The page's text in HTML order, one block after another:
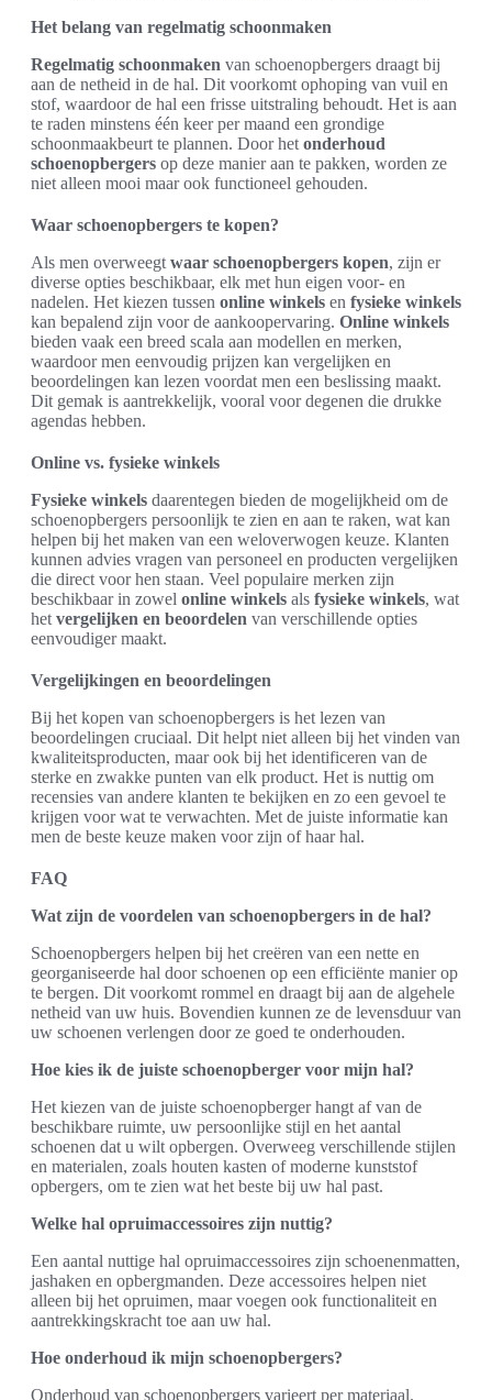
Het belang van regelmatig schoonmaken
Regelmatig schoonmaken van schoenopbergers draagt bij
aan de netheid in de hal. Dit voorkomt ophoping van vuil en
stof, waardoor de hal een frisse uitstraling behoudt. Het is aan
te raden minstens één keer per maand een grondige
schoonmaakbeurt te plannen. Door het onderhoud
schoenopbergers op deze manier aan te pakken, worden ze
niet alleen mooi maar ook functioneel gehouden.
Waar schoenopbergers te kopen?
Als men overweegt waar schoenopbergers kopen, zijn er
diverse opties beschikbaar, elk met hun eigen voor- en
nadelen. Het kiezen tussen online winkels en fysieke winkels
kan bepalend zijn voor de aankoopervaring. Online winkels
bieden vaak een breed scala aan modellen en merken,
waardoor men eenvoudig prijzen kan vergelijken en
beoordelingen kan lezen voordat men een beslissing maakt.
Dit gemak is aantrekkelijk, vooral voor degenen die drukke
agendas hebben.
Online vs. fysieke winkels
Fysieke winkels daarentegen bieden de mogelijkheid om de
schoenopbergers persoonlijk te zien en aan te raken, wat kan
helpen bij het maken van een weloverwogen keuze. Klanten
kunnen advies vragen van personeel en producten vergelijken
die direct voor hen staan. Veel populaire merken zijn
beschikbaar in zowel online winkels als fysieke winkels, wat
het vergelijken en beoordelen van verschillende opties
eenvoudiger maakt.
Vergelijkingen en beoordelingen
Bij het kopen van schoenopbergers is het lezen van
beoordelingen cruciaal. Dit helpt niet alleen bij het vinden van
kwaliteitsproducten, maar ook bij het identificeren van de
sterke en zwakke punten van elk product. Het is nuttig om
recensies van andere klanten te bekijken en zo een gevoel te
krijgen voor wat te verwachten. Met de juiste informatie kan
men de beste keuze maken voor zijn of haar hal.
FAQ
Wat zijn de voordelen van schoenopbergers in de hal?
Schoenopbergers helpen bij het creëren van een nette en
georganiseerde hal door schoenen op een efficiënte manier op
te bergen. Dit voorkomt rommel en draagt bij aan de algehele
netheid van uw huis. Bovendien kunnen ze de levensduur van
uw schoenen verlengen door ze goed te onderhouden.
Hoe kies ik de juiste schoenopberger voor mijn hal?
Het kiezen van de juiste schoenopberger hangt af van de
beschikbare ruimte, uw persoonlijke stijl en het aantal
schoenen dat u wilt opbergen. Overweeg verschillende stijlen
en materialen, zoals houten kasten of moderne kunststof
opbergers, om te zien wat het beste bij uw hal past.
Welke hal opruimaccessoires zijn nuttig?
Een aantal nuttige hal opruimaccessoires zijn schoenenmatten,
jashaken en opbergmanden. Deze accessoires helpen niet
alleen bij het opruimen, maar voegen ook functionaliteit en
aantrekkingskracht toe aan uw hal.
Hoe onderhoud ik mijn schoenopbergers?
Onderhoud van schoenopbergers varieert per materiaal.